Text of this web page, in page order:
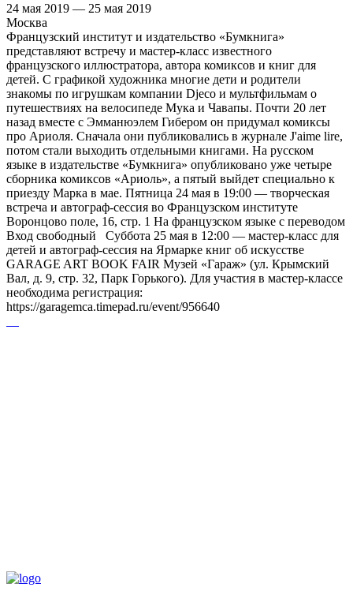
24 мая 2019 — 25 мая 2019
Москва
Французский институт и издательство «Бумкнига»
представляют встречу и мастер-класс известного
французского иллюстратора, автора комиксов и книг для
детей. С графикой художника многие дети и родители
знакомы по игрушкам компании Djeco и мультфильмам о
путешествиях на велосипеде Мука и Чавапы. Почти 20 лет
назад вместе с Эмманюэлем Гибером он придумал комиксы
про Ариоля. Сначала они публиковались в журнале J'aime lire,
потом стали выходить отдельными книгами. На русском
языке в издательстве «Бумкнига» опубликовано уже четыре
сборника комиксов «Ариоль», а пятый выйдет специально к
приезду Марка в мае. Пятница 24 мая в 19:00 — творческая
встреча и автограф-сессия во Французском институте
Воронцово поле, 16, стр. 1 На французском языке с переводом
Вход свободный Суббота 25 мая в 12:00 — мастер-класс для
детей и автограф-сессия на Ярмарке книг об искусстве
GARAGE ART BOOK FAIR Музей «Гараж» (ул. Крымский
Вал, д. 9, стр. 32, Парк Горького). Для участия в мастер-классе
необходима регистрация:
https://garagemca.timepad.ru/event/956640